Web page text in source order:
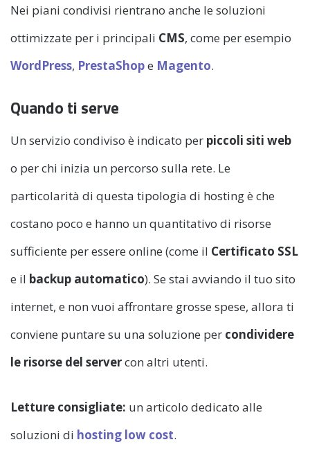
Nei piani condivisi rientrano anche le soluzioni
ottimizzate per i principali CMS, come per esempio
WordPress, PrestaShope Magento.
Quando ti serve
Un servizio condiviso è indicato per piccoli siti web
o per chi inizia un percorso sulla rete. Le
particolarità di questa tipologia di hosting è che
costano poco e hanno un quantitativo di risorse
sufficiente per essere online (come il Certificato SSL
e il backup automatico). Se stai avviando il tuo sito
internet, e non vuoi affrontare grosse spese, allora ti
conviene puntare su una soluzione per condividere
le risorse del servercon altri utenti.
Letture consigliate: un articolo dedicato alle
soluzioni di hosting low cost.